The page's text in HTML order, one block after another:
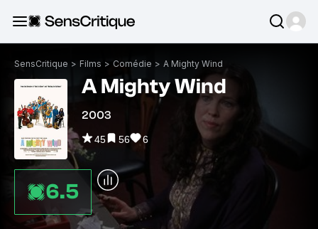
SensCritique > Films > Comédie > A Mighty Wind
A Mighty Wind
2003
45 56 6
6.5